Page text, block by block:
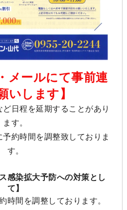
メールにて事前連
いします】
日程を延期することがあり
ます。
約時間を調整致しておりま
す。
感染拡大予防への対策とし
て】
時間を調整しております。